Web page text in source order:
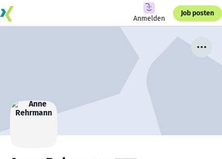
Anmelden
Job posten